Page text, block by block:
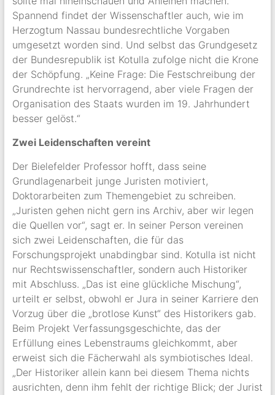
Spannend findet der Wissenschaftler auch, wie im
Herzogtum Nassau bundesrechtliche Vorgaben
umgesetzt worden sind. Und selbst das Grundgesetz
der Bundesrepublik ist Kotulla zufolge nicht die Krone
der Schöpfung. „Keine Frage: Die Festschreibung der
Grundrechte ist hervorragend, aber viele Fragen der
Organisation des Staats wurden im 19. Jahrhundert
besser gelöst.“
Zwei Leidenschaften vereint
Der Bielefelder Professor hofft, dass seine
Grundlagenarbeit junge Juristen motiviert,
Doktorarbeiten zum Themengebiet zu schreiben.
„Juristen gehen nicht gern ins Archiv, aber wir legen
die Quellen vor“, sagt er. In seiner Person vereinen
sich zwei Leidenschaften, die für das
Forschungsprojekt unabdingbar sind. Kotulla ist nicht
nur Rechtswissenschaftler, sondern auch Historiker
mit Abschluss. „Das ist eine glückliche Mischung“,
urteilt er selbst, obwohl er Jura in seiner Karriere den
Vorzug über die „brotlose Kunst“ des Historikers gab.
Beim Projekt Verfassungsgeschichte, das der
Erfüllung eines Lebenstraums gleichkommt, aber
erweist sich die Fächerwahl als symbiotisches Ideal.
„Der Historiker allein kann bei diesem Thema nichts
ausrichten, denn ihm fehlt der richtige Blick; der Jurist